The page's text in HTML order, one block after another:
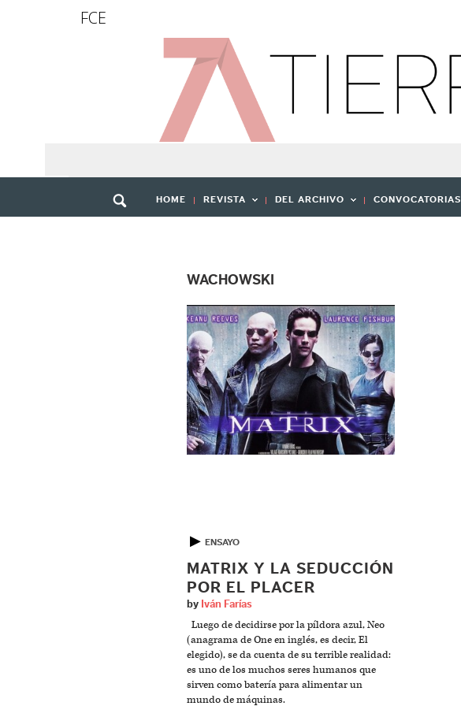
FCE
HOME REVISTA DEL ARCHIVO CONVOCATORIAS
WACHOWSKI
▶ ENSAYO
MATRIX Y LA SEDUCCIÓN
POR EL PLACER
by Iván Farías
Luego de decidirse por la píldora azul, Neo
(anagrama de One en inglés, es decir, El
elegido), se da cuenta de su terrible realidad:
es uno de los muchos seres humanos que
sirven como batería para alimentar un
mundo de máquinas.